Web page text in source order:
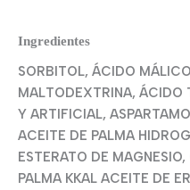
Ingredientes
SORBITOL, ÁCIDO
MALTODEXTRINA, ÁCIDO
Y ARTIFICIAL,
ACEITE DE PALMA
ESTERATO DE
PALMA KKAL ACEITE DE